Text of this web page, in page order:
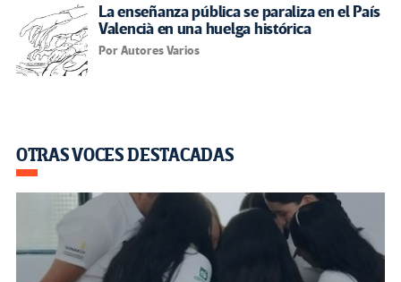
La enseñanza pública se paraliza en el País
Valencià en una huelga histórica
Por Autores Varios
OTRAS VOCES DESTACADAS